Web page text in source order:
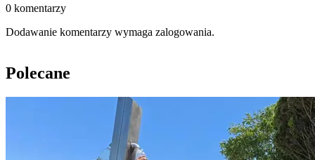
0 komentarzy
Dodawanie komentarzy wymaga zalogowania.
Polecane